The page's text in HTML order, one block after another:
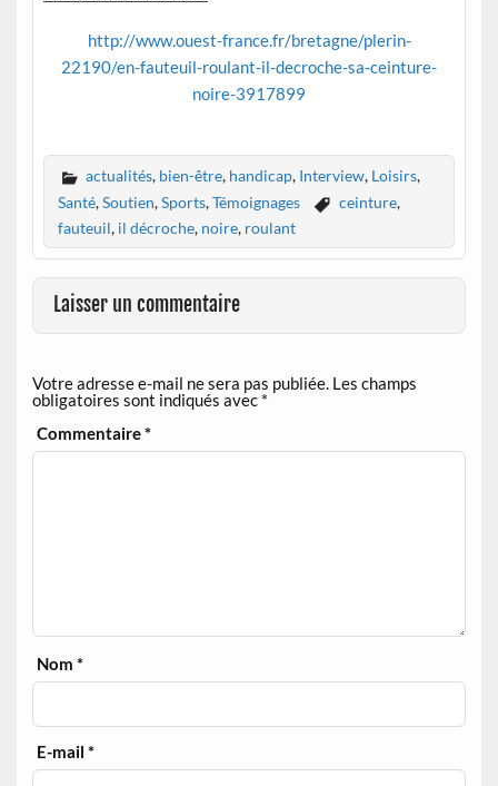
http://www.ouest-france.fr/bretagne/plerin-
22190/en-fauteuil-roulant-il-decroche-sa-ceinture-
noire-3917899
actualités, bien-être, handicap, Interview, Loisirs,
Santé,Soutien,Sports,Témoignages ceinture,
fauteuil, il décroche, noire, roulant
Laisser un commentaire
Votre adresse e-mail ne sera pas publiée. Les champs
obligatoires sont indiqués avec *
Commentaire*
Nom*
E-mail*